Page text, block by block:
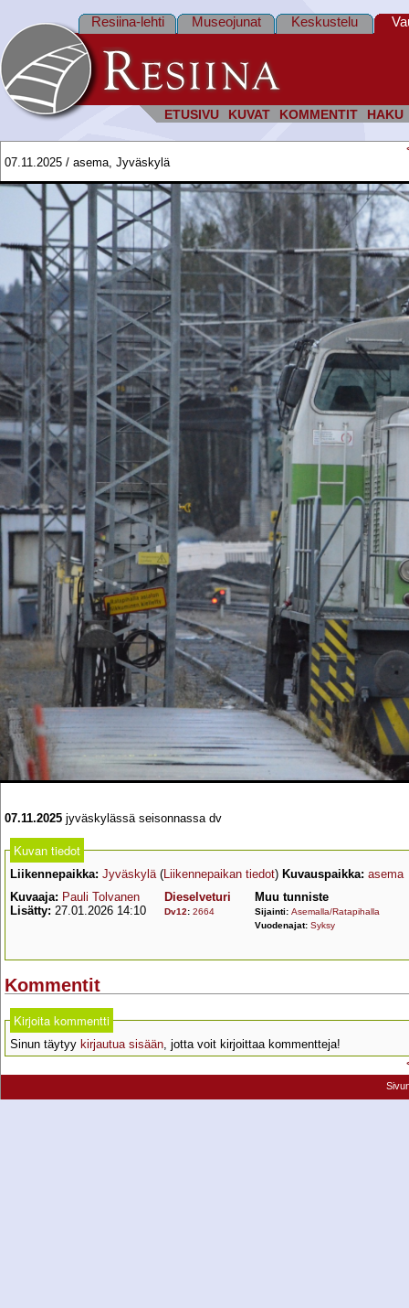
ETUSIVU KUVAT KOMMENTIT HAKU
Resiina-lehti Museojunat Keskustelu
07.11.2025 / asema, Jyväskylä
07.11.2025 jyväskylässä seisonnassa dv
Kuvan tiedot
Liikennepaikka: Jyväskylä ( Liikennepaikan tiedot) Kuvauspaikka: asema
Kuvaaja: Pauli Tolvanen
Lisätty: 27.01.2026 14:10
Dieselveturi
Dv12: 2664
Muu tunniste
Sijainti: Asemalla/Ratapihalla
Vuodenajat: Syksy
Kommentit
Kirjoita kommentti
Sinun täytyy kirjautua sisään , jotta voit kirjoittaa kommentteja!